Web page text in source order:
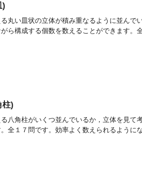
)
丸い皿状の立体が積み重なるように並んで
ら構成する個数を数えることができます。
柱)
八角柱がいくつ並んでいるか，立体を見て
全１７問です。効率よく数えられるよう